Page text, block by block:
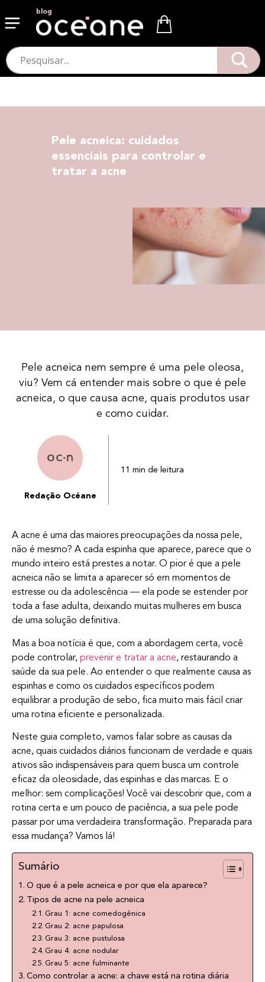
blog
Pele acneica: cuidados
essenciais para controlar e
tratar a acne
Pele acneica nem sempre é uma pele oleosa,
viu? Vem cá entender mais sobre o que é pele
acneica, o que causa acne, quais produtos usar
e como cuidar.
Redação Océane
11 min de leitura
A acne é uma das maiores preocupações da nossa pele,
não é mesmo? A cada espinha que aparece, parece que o
mundo inteiro está prestes a notar. O pior é que a pele
acneica não se limita a aparecer só em momentos de
estresse ou da adolescência — ela pode se estender por
toda a fase adulta, deixando muitas mulheres em busca
de uma solução definitiva.
Mas a boa notícia é que, com a abordagem certa, você
pode controlar, prevenir e tratar a acne, restaurando a
saúde da sua pele. Ao entender o que realmente causa as
espinhas e como os cuidados específicos podem
equilibrar a produção de sebo, fica muito mais fácil criar
uma rotina eficiente e personalizada.
Neste guia completo, vamos falar sobre as causas da
acne, quais cuidados diários funcionam de verdade e quais
ativos são indispensáveis para quem busca um controle
eficaz da oleosidade, das espinhas e das marcas. E o
melhor: sem complicações! Você vai descobrir que, com a
rotina certa e um pouco de paciência, a sua pele pode
passar por uma verdadeira transformação. Preparada para
essa mudança? Vamos lá!
Sumário
O que é a pele acneica e por que ela aparece?
Tipos de acne na pele acneica
Grau 1: acne comedogênica
Grau 2: acne papulosa
Grau 3: acne pustulosa
Grau 4: acne nodular
Grau 5: acne fulminante
Como controlar a acne: a chave está na rotina diária